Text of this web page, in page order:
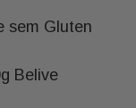
sem Gluten
Belive